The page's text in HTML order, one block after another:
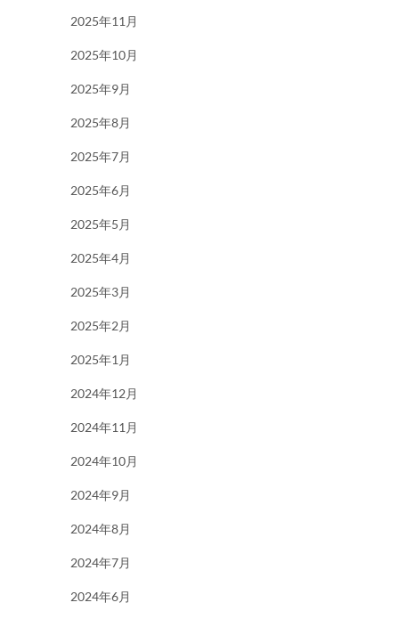
2025年11月
2025年10月
2025年9月
2025年8月
2025年7月
2025年6月
2025年5月
2025年4月
2025年3月
2025年2月
2025年1月
2024年12月
2024年11月
2024年10月
2024年9月
2024年8月
2024年7月
2024年6月